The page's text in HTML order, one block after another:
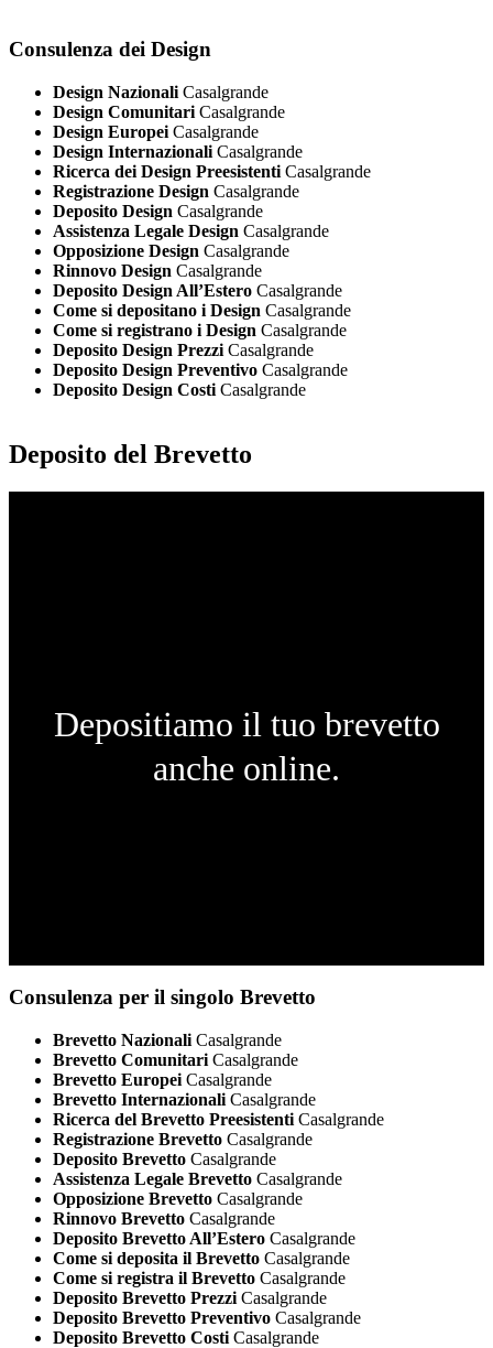
Consulenza dei Design
Design Nazionali Casalgrande
Design Comunitari Casalgrande
Design Europei Casalgrande
Design Internazionali Casalgrande
Ricerca dei Design Preesistenti Casalgrande
Registrazione Design Casalgrande
Deposito Design Casalgrande
Assistenza Legale Design Casalgrande
Opposizione Design Casalgrande
Rinnovo Design Casalgrande
Deposito Design All’Estero Casalgrande
Come si depositano i Design Casalgrande
Come si registrano i Design Casalgrande
Deposito Design Prezzi Casalgrande
Deposito Design Preventivo Casalgrande
Deposito Design Costi Casalgrande
Deposito del Brevetto
Depositiamo il tuo brevetto
anche online.
Consulenza per il singolo Brevetto
Brevetto Nazionali Casalgrande
Brevetto Comunitari Casalgrande
Brevetto Europei Casalgrande
Brevetto Internazionali Casalgrande
Ricerca del Brevetto Preesistenti Casalgrande
Registrazione Brevetto Casalgrande
Deposito Brevetto Casalgrande
Assistenza Legale Brevetto Casalgrande
Opposizione Brevetto Casalgrande
Rinnovo Brevetto Casalgrande
Deposito Brevetto All’Estero Casalgrande
Come si deposita il Brevetto Casalgrande
Come si registra il Brevetto Casalgrande
Deposito Brevetto Prezzi Casalgrande
Deposito Brevetto Preventivo Casalgrande
Deposito Brevetto Costi Casalgrande